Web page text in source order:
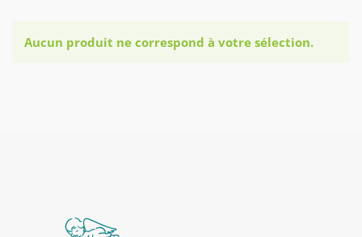
Aucun produit ne correspond à votre sélection.